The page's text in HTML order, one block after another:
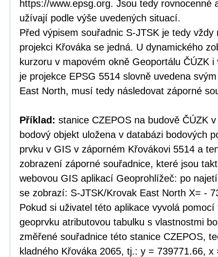
https://www.epsg.org. Jsou tedy rovnocenné
užívají podle výše uvedených situací.
Před výpisem souřadnic S-JTSK je tedy
projekci Křováka se jedná. U dynamického
kurzoru v mapovém okně Geoportálu ČÚZK
je projekce EPSG 5514 slovně uvedena
East North, musí tedy následovat záporné
Příklad: stanice CZEPOS na budově ČÚZK
bodový objekt uložena v databázi bodových
prvku v GIS v záporném Křovákovi 5514 a
zobrazení záporné souřadnice, které jsou
webovou GIS aplikací Geoprohlížeč: po
se zobrazí: S-JTSK/Krovak East North X= -
Pokud si uživatel této aplikace vyvolá
geoprvku atributovou tabulku s vlastnostmi
změřené souřadnice této stanice CZEPOS,
kladného Křováka 2065, tj.: y = 739771.66, x